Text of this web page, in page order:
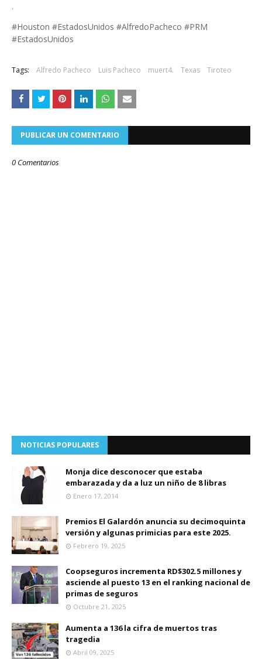
.
#Houston #EstadosUnidos #AlfredoPacheco #PRM
#EstadosUnidos
Tags: Alfredo Pacheco Luis Pacheco muert4. Texas Tiroteo
PUBLICAR UN COMENTARIO
0 Comentarios
NOTICIAS POPULARES
Monja dice desconocer que estaba
embarazada y da a luz un niño de 8 libras
Enero 17, 2014
Premios El Galardón anuncia su decimoquinta
versión y algunas primicias para este 2025.
Febrero 19, 2025
Coopseguros incrementa RD$302.5 millones y
asciende al puesto 13 en el ranking nacional de
primas de seguros
Octubre 21, 2025
Aumenta a 136 la cifra de muertos tras
tragedia
Abril 09, 2025